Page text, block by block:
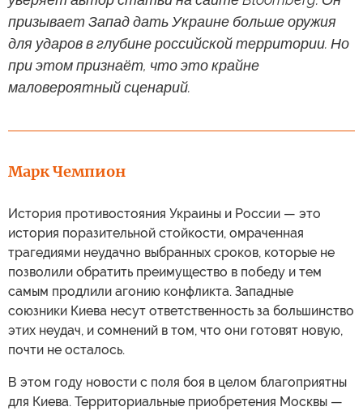
призывает Запад дать Украине больше оружия
для ударов в глубине российской территории. Но
при этом признаёт, что это крайне
маловероятный сценарий.
Марк Чемпион
История противостояния Украины и России — это
история поразительной стойкости, омраченная
трагедиями неудачно выбранных сроков, которые не
позволили обратить преимущество в победу и тем
самым продлили агонию конфликта. Западные
союзники Киева несут ответственность за большинство
этих неудач, и сомнений в том, что они готовят новую,
почти не осталось.
В этом году новости с поля боя в целом благоприятны
для Киева. Территориальные приобретения Москвы —